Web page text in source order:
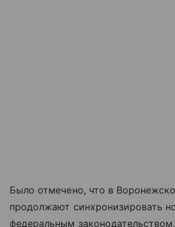
Было отмечено, что в
продолжают синхронизировать
федеральным